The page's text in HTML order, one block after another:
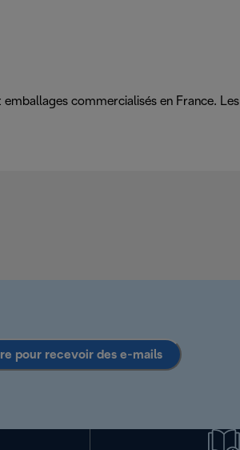
commercialisés en France.
pour recevoir des e-mails